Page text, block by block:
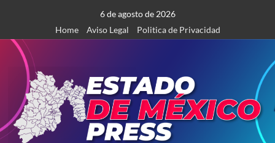
contenido
6 de agosto de 2026
Home
Aviso Legal Politica de Privacidad